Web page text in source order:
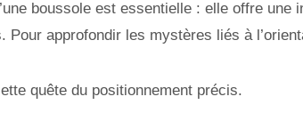
boussole est essentielle : elle offre
Pour approfondir les mystères liés à
quête du positionnement précis.